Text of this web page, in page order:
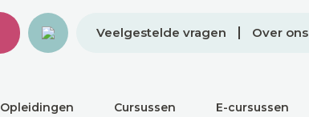
Veelgestelde vragen Over ons
Opleidingen Cursussen E-cursussen
Erik Pekelder